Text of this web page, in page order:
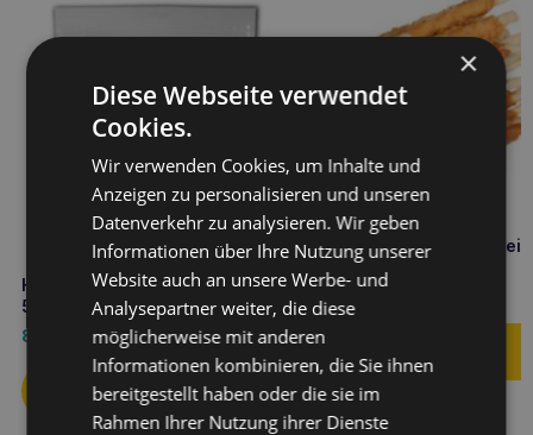
HILTON Ente eingewickelt Sticks
500g
8,30
HILTON weißes
Stäbchenform 5” 500g
8,40
×
Diese Webseite verwendet
Cookies.
Wir verwenden Cookies, um Inhalte und
Anzeigen zu personalisieren und unseren
Datenverkehr zu analysieren. Wir geben
Informationen über Ihre Nutzung unserer
Website auch an unsere Werbe- und
Analysepartner weiter, die diese
möglicherweise mit anderen
Informationen kombinieren, die Sie ihnen
bereitgestellt haben oder die sie im
Rahmen Ihrer Nutzung ihrer Dienste